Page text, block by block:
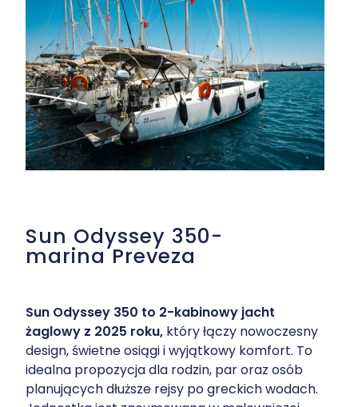
Sun Odyssey 350-
marina Preveza
Sun Odyssey 350 to 2-kabinowy jacht
żaglowy z 2025 roku, który łączy nowoczesny
design, świetne osiągi i wyjątkowy komfort. To
idealna propozycja dla rodzin, par oraz osób
planujących dłuższe rejsy po greckich wodach.